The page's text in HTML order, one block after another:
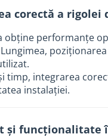
corectă a rigolei
obține performanțe
timp, integrarea
instalației.
și funcționalitate